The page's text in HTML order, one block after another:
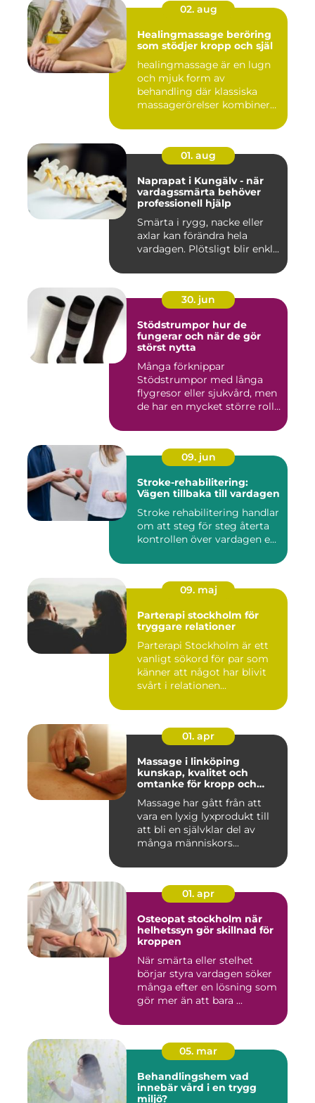
02. aug
Healingmassage beröring
som stödjer kropp och själ
healingmassage är en lugn
och mjuk form av
behandling där klassiska
massagerörelser kombineras
01. aug
Naprapat i Kungälv - när
vardagssmärta behöver
professionell hjälp
Smärta i rygg, nacke eller
axlar kan förändra hela
vardagen. Plötsligt blir enkl...
30. jun
Stödstrumpor hur de
fungerar och när de gör
störst nytta
Många förknippar
Stödstrumpor med långa
flygresor eller sjukvård, men
de har en mycket större roll
09. jun
Stroke-rehabilitering:
Vägen tillbaka till vardagen
Stroke rehabilitering handlar
om att steg för steg återta
kontrollen över vardagen e...
09. maj
Parterapi stockholm för
tryggare relationer
Parterapi Stockholm är ett
vanligt sökord för par som
känner att något har blivit
svårt i relationen...
01. apr
Massage i linköping
kunskap, kvalitet och
omtanke för kropp och
Massage har gått från att
vara en lyxig lyxprodukt till
att bli en självklar del av
många människors...
01. apr
Osteopat stockholm när
helhetssyn gör skillnad för
kroppen
När smärta eller stelhet
börjar styra vardagen söker
många efter en lösning som
gör mer än att bara ...
05. mar
Behandlingshem vad
innebär vård i en trygg
miljö?